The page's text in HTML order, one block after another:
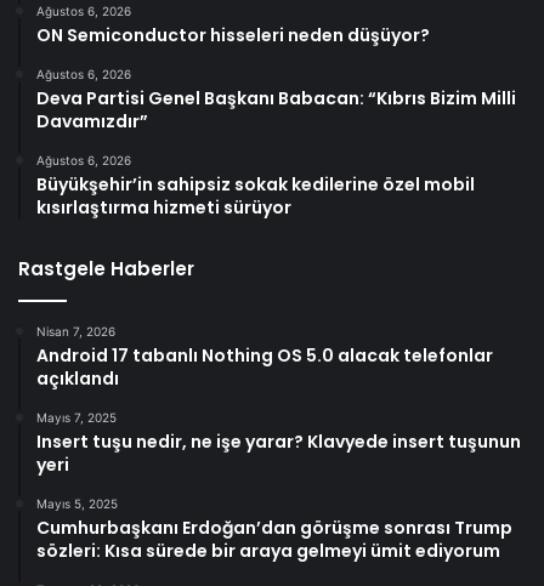
Ağustos 6, 2026
ON Semiconductor hisseleri neden düşüyor?
Ağustos 6, 2026
Deva Partisi Genel Başkanı Babacan: “Kıbrıs Bizim Milli
Davamızdır”
Ağustos 6, 2026
Büyükşehir’in sahipsiz sokak kedilerine özel mobil
kısırlaştırma hizmeti sürüyor
Rastgele Haberler
Nisan 7, 2026
Android 17 tabanlı Nothing OS 5.0 alacak telefonlar
açıklandı
Mayıs 7, 2025
Insert tuşu nedir, ne işe yarar? Klavyede insert tuşunun
yeri
Mayıs 5, 2025
Cumhurbaşkanı Erdoğan’dan görüşme sonrası Trump
sözleri: Kısa sürede bir araya gelmeyi ümit ediyorum